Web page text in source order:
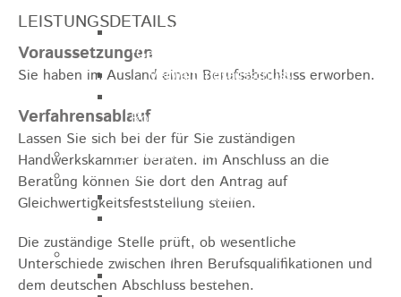
Landeswasserversorgung
Verbandsversammlung Zweckverband
"Gewerbeverband Rosenstein"
Verwaltungsausschuss
Rosenstein" - Verwaltungsrat
Jugendparlament
Wahlen
Wahlen Aktuell
Nachhaltige Stadtentwicklung
Heubach gestalten
LEISTUNGSDETAILS
Voraussetzungen
Sie haben im Ausland einen Berufsabschluss erworben.
Verfahrensablauf
Lassen Sie sich bei der für Sie zuständigen
Handwerkskammer beraten. Im Anschluss an die
Beratung können Sie dort den Antrag auf
Gleichwertigkeitsfeststellung stellen.
Die zuständige Stelle prüft, ob wesentliche
Unterschiede zwischen Ihren Berufsqualifikationen und
dem deutschen Abschluss bestehen.